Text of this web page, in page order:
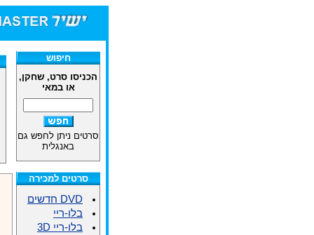
חיפוש
הכניסו סרט, שחקן,
או במאי
סרטים ניתן לחפש גם
באנגלית
סרטים למכירה
DVD חדשים
בלו-ריי
בלו-ריי 3D